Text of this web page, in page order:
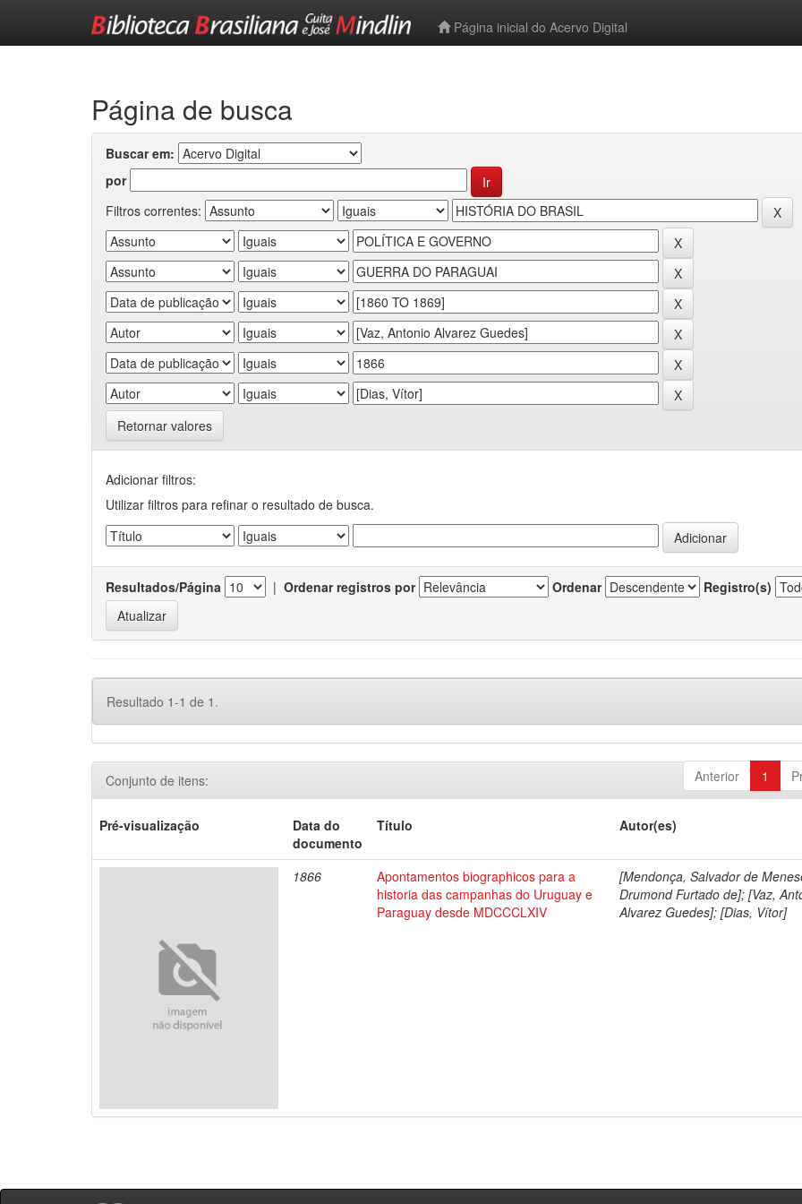
Página inicial do Acervo Digital
Página de busca
Buscar em:
por
Filtros correntes:
Retornar valores
Adicionar filtros:
Utilizar filtros para refinar o resultado de busca.
Resultados/Página | Ordenar registros por Ordenar Registro(s)
Resultado 1-1 de 1.
Anterior 1
Conjunto de itens:
Pré-visualização
Data do
documento
Título Autor(es)
1866
Apontamentos biographicos para a
historia das campanhas do Uruguay e
Paraguay desde MDCCCLXIV
[Mendonça, Salvador de
Drumond Furtado de]; [Vaz,
Alvarez Guedes]; [Dias, Vítor]